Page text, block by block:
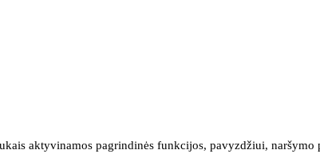
aktyvinamos pagrindinės funkcijos, pavyzdžiui,